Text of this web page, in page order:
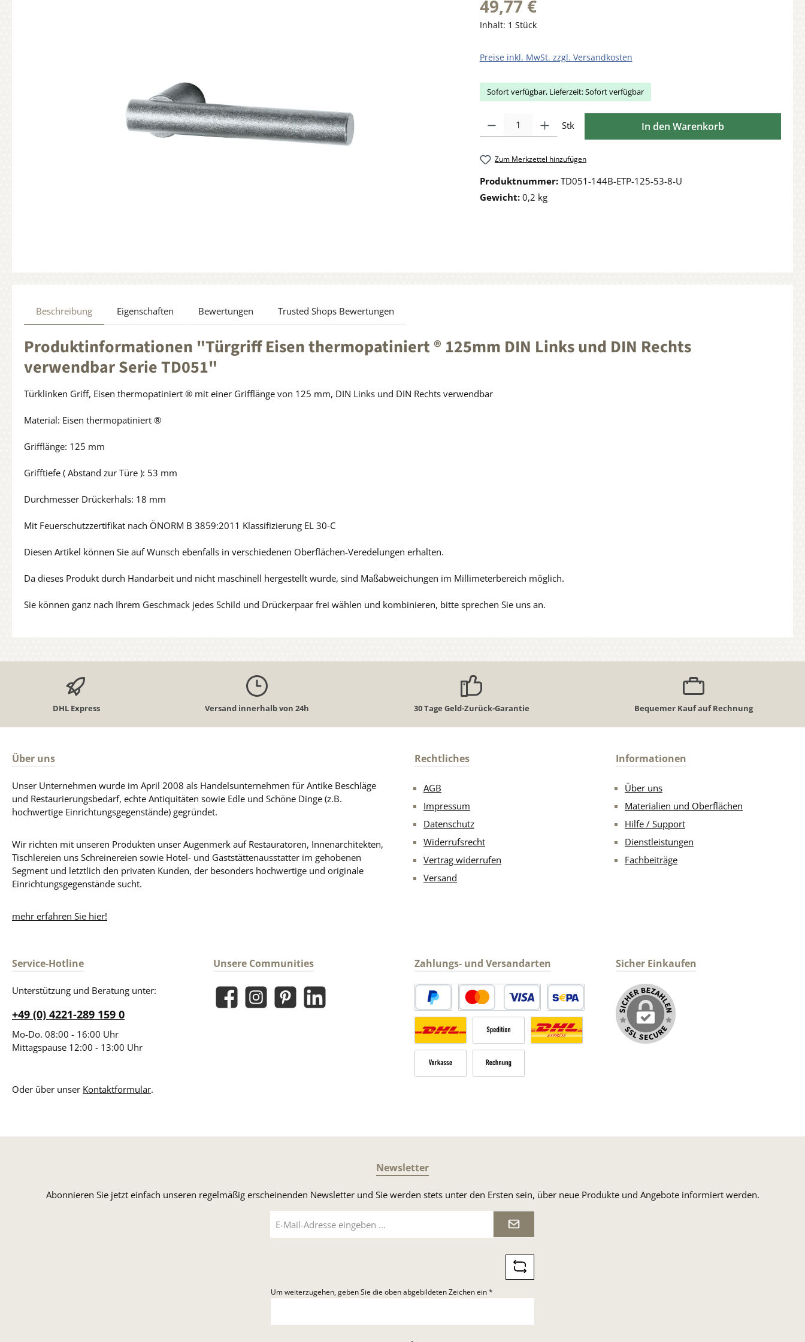
49,77 €
Inhalt: 1 Stück
Preise inkl. MwSt. zzgl. Versandkosten
Sofort verfügbar, Lieferzeit: Sofort verfügbar
Stk In den Warenkorb
Zum Merkzettel hinzufügen
Produktnummer: TD051-144B-ETP-125-53-8-U
Gewicht: 0,2 kg
Beschreibung Eigenschaften Bewertungen Trusted Shops Bewertungen
Produktinformationen "Türgriff Eisen thermopatiniert ® 125mm DIN Links und DIN Rechts
verwendbar Serie TD051"
Türklinken Griff, Eisen thermopatiniert ® mit einer Grifflänge von 125 mm, DIN Links und DIN Rechts verwendbar
Material: Eisen thermopatiniert ®
Grifflänge: 125 mm
Grifftiefe ( Abstand zur Türe ): 53 mm
Durchmesser Drückerhals: 18 mm
Mit Feuerschutzzertifikat nach ÖNORM B 3859:2011 Klassifizierung EL 30-C
Diesen Artikel können Sie auf Wunsch ebenfalls in verschiedenen Oberflächen-Veredelungen erhalten.
Da dieses Produkt durch Handarbeit und nicht maschinell hergestellt wurde, sind Maßabweichungen im Millimeterbereich möglich.
Sie können ganz nach Ihrem Geschmack jedes Schild und Drückerpaar frei wählen und kombinieren, bitte sprechen Sie uns an.
DHL Express Versand innerhalb von 24h 30 Tage Geld-Zurück-Garantie Bequemer Kauf auf Rechnung
Über uns
Unser Unternehmen wurde im April 2008 als Handelsunternehmen für Antike Beschläge
und Restaurierungsbedarf, echte Antiquitäten sowie Edle und Schöne Dinge (z.B.
hochwertige Einrichtungsgegenstände) gegründet.
Wir richten mit unseren Produkten unser Augenmerk auf Restauratoren, Innenarchitekten,
Tischlereien uns Schreinereien sowie Hotel- und Gaststättenausstatter im gehobenen
Segment und letztlich den privaten Kunden, der besonders hochwertige und originale
Einrichtungsgegenstände sucht.
mehr erfahren Sie hier!
Rechtliches
AGB
Impressum
Datenschutz
Widerrufsrecht
Vertrag widerrufen
Versand
Informationen
Über uns
Materialien und Oberflächen
Hilfe / Support
Dienstleistungen
Fachbeiträge
Service-Hotline
Unterstützung und Beratung unter:
+49 (0) 4221-289 159 0
Mo-Do. 08:00 - 16:00 Uhr
Mittagspause 12:00 - 13:00 Uhr
Oder über unser Kontaktformular.
Unsere Communities
FacebookInstagramPinterestLinkedIn
Zahlungs- und Versandarten
PayPal Kredit- oder DebitkarteSEPA Lastschrift
Versandkosten Deutschland normaler Versand Deutsche Post
Sperrgut
Sicher Einkaufen
Newsletter
Abonnieren Sie jetzt einfach unseren regelmäßig erscheinenden Newsletter und Sie werden stets unter den Ersten sein, über neue Produkte und Angebote informiert werden.
Mail-
Adresse
Um weiterzugehen, geben Sie die oben abgebildeten Zeichen ein*